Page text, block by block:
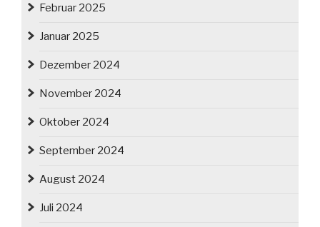
Februar 2025
Januar 2025
Dezember 2024
November 2024
Oktober 2024
September 2024
August 2024
Juli 2024